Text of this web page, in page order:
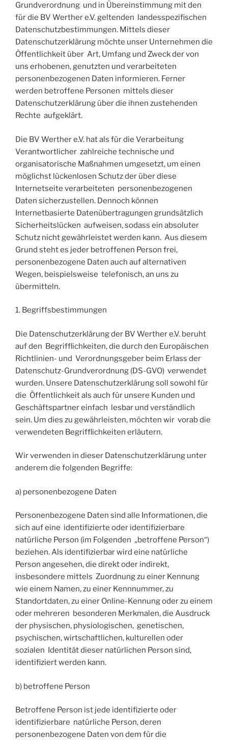
Grundverordnung und in Übereinstimmung mit den
für die BV Werther e.V. geltenden landesspezifischen
Datenschutzbestimmungen. Mittels dieser
Datenschutzerklärung möchte unser Unternehmen die
Öffentlichkeit über Art, Umfang und Zweck der von
uns erhobenen, genutzten und verarbeiteten
personenbezogenen Daten informieren. Ferner
werden betroffene Personen mittels dieser
Datenschutzerklärung über die ihnen zustehenden
Rechte aufgeklärt.
Die BV Werther e.V. hat als für die Verarbeitung
Verantwortlicher zahlreiche technische und
organisatorische Maßnahmen umgesetzt, um einen
möglichst lückenlosen Schutz der über diese
Internetseite verarbeiteten personenbezogenen
Daten sicherzustellen. Dennoch können
Internetbasierte Datenübertragungen grundsätzlich
Sicherheitslücken aufweisen, sodass ein absoluter
Schutz nicht gewährleistet werden kann. Aus diesem
Grund steht es jeder betroffenen Person frei,
personenbezogene Daten auch auf alternativen
Wegen, beispielsweise telefonisch, an uns zu
übermitteln.
1. Begriffsbestimmungen
Die Datenschutzerklärung der BV Werther e.V. beruht
auf den Begrifflichkeiten, die durch den Europäischen
Richtlinien- und Verordnungsgeber beim Erlass der
Datenschutz-Grundverordnung (DS-GVO) verwendet
wurden. Unsere Datenschutzerklärung soll sowohl für
die Öffentlichkeit als auch für unsere Kunden und
Geschäftspartner einfach lesbar und verständlich
sein. Um dies zu gewährleisten, möchten wir vorab die
verwendeten Begrifflichkeiten erläutern.
Wir verwenden in dieser Datenschutzerklärung unter
anderem die folgenden Begriffe:
a) personenbezogene Daten
Personenbezogene Daten sind alle Informationen, die
sich auf eine identifizierte oder identifizierbare
natürliche Person (im Folgenden „betroffene Person“)
beziehen. Als identifizierbar wird eine natürliche
Person angesehen, die direkt oder indirekt,
insbesondere mittels Zuordnung zu einer Kennung
wie einem Namen, zu einer Kennnummer, zu
Standortdaten, zu einer Online-Kennung oder zu einem
oder mehreren besonderen Merkmalen, die Ausdruck
der physischen, physiologischen, genetischen,
psychischen, wirtschaftlichen, kulturellen oder
sozialen Identität dieser natürlichen Person sind,
identifiziert werden kann.
b) betroffene Person
Betroffene Person ist jede identifizierte oder
identifizierbare natürliche Person, deren
personenbezogene Daten von dem für die